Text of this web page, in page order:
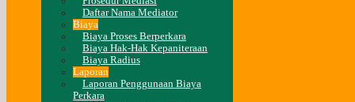
Daftar Nama Mediator
Biaya
Biaya Proses Berperkara
Biaya Hak-Hak Kepaniteraan
Biaya Radius
Laporan
Laporan Penggunaan Biaya
Perkara